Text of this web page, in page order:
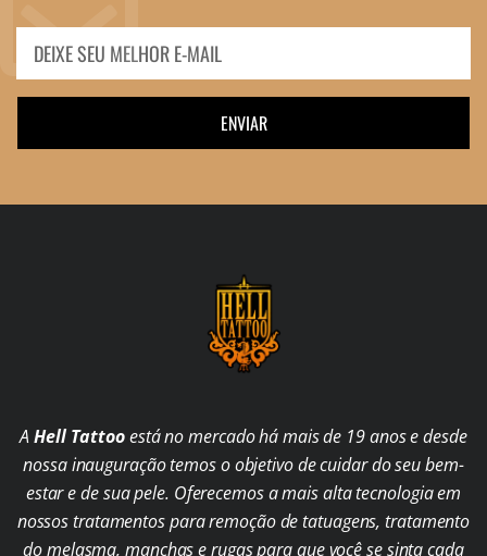
ENVIAR
AHell Tattooestá no mercado há mais de 19 anos e desde
nossa inauguração temos o objetivo de cuidar do seu bem-
estar e de sua pele. Oferecemos a mais alta tecnologia em
nossos tratamentos para remoção de tatuagens, tratamento
do melasma, manchas e rugas para que você se sinta cada